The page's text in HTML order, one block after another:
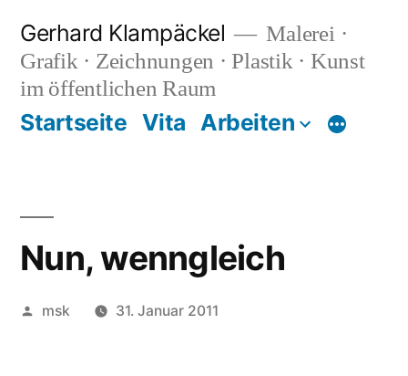
Inhalt
springen
Gerhard Klampäckel
Malerei ·
Grafik · Zeichnungen · Plastik · Kunst
im öffentlichen Raum
Startseite Vita Arbeiten Mehr
Nun, wenngleich
Veröffentlicht
msk 31. Januar 2011